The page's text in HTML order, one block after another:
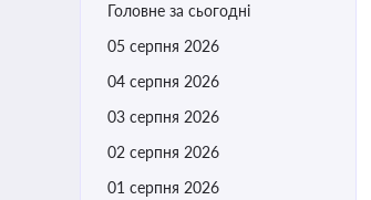
Головне за сьогодні
05 серпня 2026
04 серпня 2026
03 серпня 2026
02 серпня 2026
01 серпня 2026